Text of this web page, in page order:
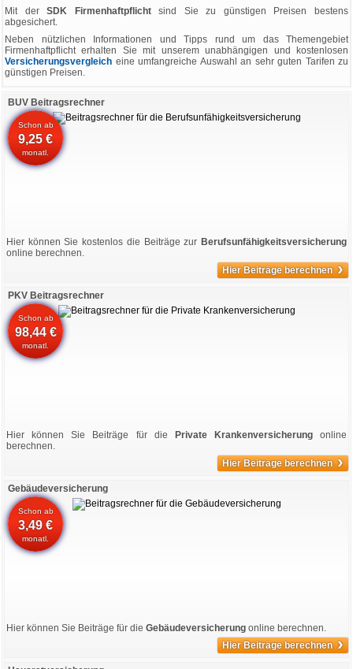
Mit derSDK Firmenhaftpflichtsind Sie zu günstigen Preisen bestens
abgesichert.
Neben nützlichen Informationen und Tipps rund um das Themengebiet
Firmenhaftpflicht erhalten Sie mit unserem unabhängigen und kostenlosen
Versicherungsvergleich eine umfangreiche Auswahl an sehr guten Tarifen zu
günstigen Preisen.
BUV Beitragsrechner
Schon ab
9,25 €
monatl.
Hier können Sie kostenlos die Beiträge zur Berufsunfähigkeitsversicherung
online berechnen.
Hier Beiträge berechnen ›
PKV Beitragsrechner
Schon ab
98,44 €
monatl.
Hier können Sie Beiträge für die Private Krankenversicherungonline
berechnen.
Hier Beiträge berechnen ›
Gebäudeversicherung
Schon ab
3,49 €
monatl.
Hier können Sie Beiträge für die Gebäudeversicherung online berechnen.
Hier Beiträge berechnen ›